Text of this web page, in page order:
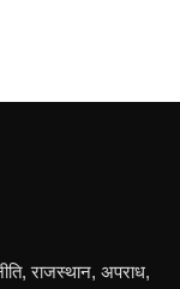
राजस्थान, अपराध,